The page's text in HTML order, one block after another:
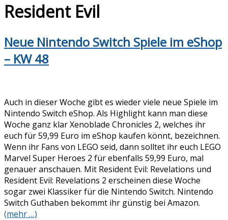
Resident Evil
Neue Nintendo Switch Spiele im eShop
– KW 48
Auch in dieser Woche gibt es wieder viele neue Spiele im
Nintendo Switch eShop. Als Highlight kann man diese
Woche ganz klar Xenoblade Chronicles 2, welches ihr
euch für 59,99 Euro im eShop kaufen könnt, bezeichnen.
Wenn ihr Fans von LEGO seid, dann solltet ihr euch LEGO
Marvel Super Heroes 2 für ebenfalls 59,99 Euro, mal
genauer anschauen. Mit Resident Evil: Revelations und
Resident Evil: Revelations 2 erscheinen diese Woche
sogar zwei Klassiker für die Nintendo Switch. Nintendo
Switch Guthaben bekommt ihr günstig bei Amazon.
(mehr …)